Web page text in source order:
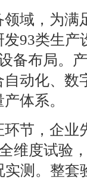
域，为满
93类生产
备布局。
动化、数
体系。
，企业
维度试验
测。整